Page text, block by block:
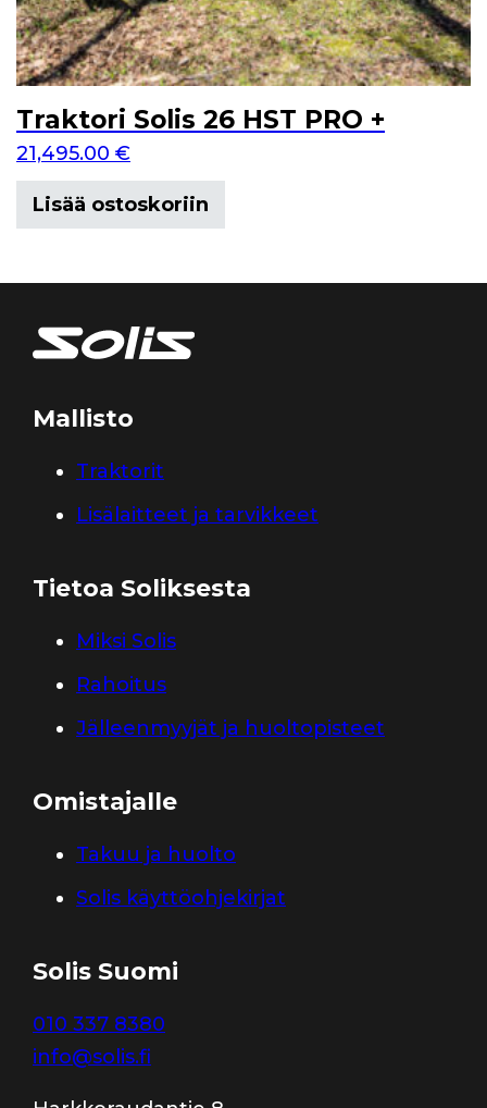
Traktori Solis 26 HST PRO +
21,495.00 €
Lisää ostoskoriin
Mallisto
Traktorit
Lisälaitteet ja tarvikkeet
Tietoa Soliksesta
Miksi Solis
Rahoitus
Jälleenmyyjät ja huoltopisteet
Omistajalle
Takuu ja huolto
Solis käyttöohjekirjat
Solis Suomi
010 337 8380
info@solis.fi